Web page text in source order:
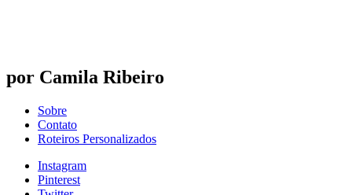
por Camila Ribeiro
Sobre
Contato
Roteiros Personalizados
Instagram
Pinterest